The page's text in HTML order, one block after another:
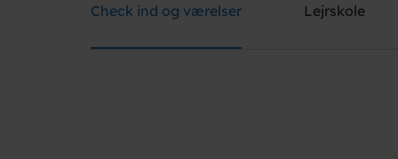
Check ind og værelser Lejrskole